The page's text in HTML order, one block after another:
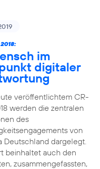
im
digitaler
veröffentlichtem CR-
werden die zentralen
des
von
Deutschland dargelegt.
beinhaltet auch den
zusammengefassten,